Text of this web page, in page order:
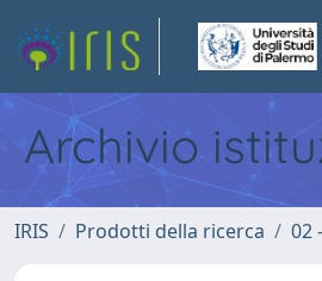
Archivio
IRIS Prodotti della ricerca 02